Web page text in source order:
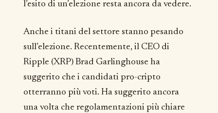
l’esito di un’elezione resta ancora da vedere.
Anche i titani del settore stanno pesando
sull’elezione. Recentemente, il CEO di
Ripple (XRP) Brad Garlinghouse ha
suggerito che i candidati pro-cripto
otterranno più voti. Ha suggerito ancora
una volta che regolamentazioni più chiare